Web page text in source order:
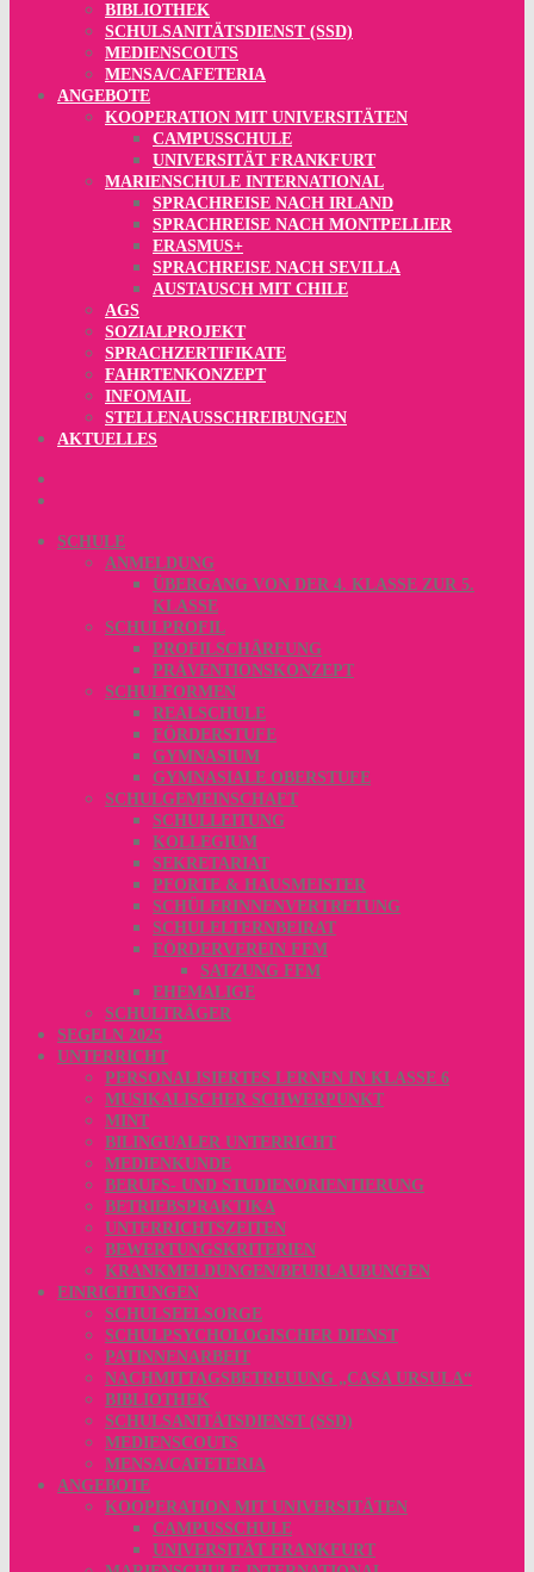
BIBLIOTHEK
SCHULSANITÄTSDIENST (SSD)
MEDIENSCOUTS
MENSA/CAFETERIA
ANGEBOTE
KOOPERATION MIT UNIVERSITÄTEN
CAMPUSSCHULE
UNIVERSITÄT FRANKFURT
MARIENSCHULE INTERNATIONAL
SPRACHREISE NACH IRLAND
SPRACHREISE NACH MONTPELLIER
ERASMUS+
SPRACHREISE NACH SEVILLA
AUSTAUSCH MIT CHILE
AGS
SOZIALPROJEKT
SPRACHZERTIFIKATE
FAHRTENKONZEPT
INFOMAIL
STELLENAUSSCHREIBUNGEN
AKTUELLES
SCHULE
ANMELDUNG
ÜBERGANG VON DER 4. KLASSE ZUR 5.
KLASSE
SCHULPROFIL
PROFILSCHÄRFUNG
PRÄVENTIONSKONZEPT
SCHULFORMEN
REALSCHULE
FÖRDERSTUFE
GYMNASIUM
GYMNASIALE OBERSTUFE
SCHULGEMEINSCHAFT
SCHULLEITUNG
KOLLEGIUM
SEKRETARIAT
PFORTE & HAUSMEISTER
SCHÜLERINNENVERTRETUNG
SCHULELTERNBEIRAT
FÖRDERVEREIN FFM
SATZUNG FFM
EHEMALIGE
SCHULTRÄGER
SEGELN 2025
UNTERRICHT
PERSONALISIERTES LERNEN IN KLASSE 6
MUSIKALISCHER SCHWERPUNKT
MINT
BILINGUALER UNTERRICHT
MEDIENKUNDE
BERUFS- UND STUDIENORIENTIERUNG
BETRIEBSPRAKTIKA
UNTERRICHTSZEITEN
BEWERTUNGSKRITERIEN
KRANKMELDUNGEN/BEURLAUBUNGEN
EINRICHTUNGEN
SCHULSEELSORGE
SCHULPSYCHOLOGISCHER DIENST
PATINNENARBEIT
NACHMITTAGSBETREUUNG „CASA URSULA“
BIBLIOTHEK
SCHULSANITÄTSDIENST (SSD)
MEDIENSCOUTS
MENSA/CAFETERIA
ANGEBOTE
KOOPERATION MIT UNIVERSITÄTEN
CAMPUSSCHULE
UNIVERSITÄT FRANKFURT